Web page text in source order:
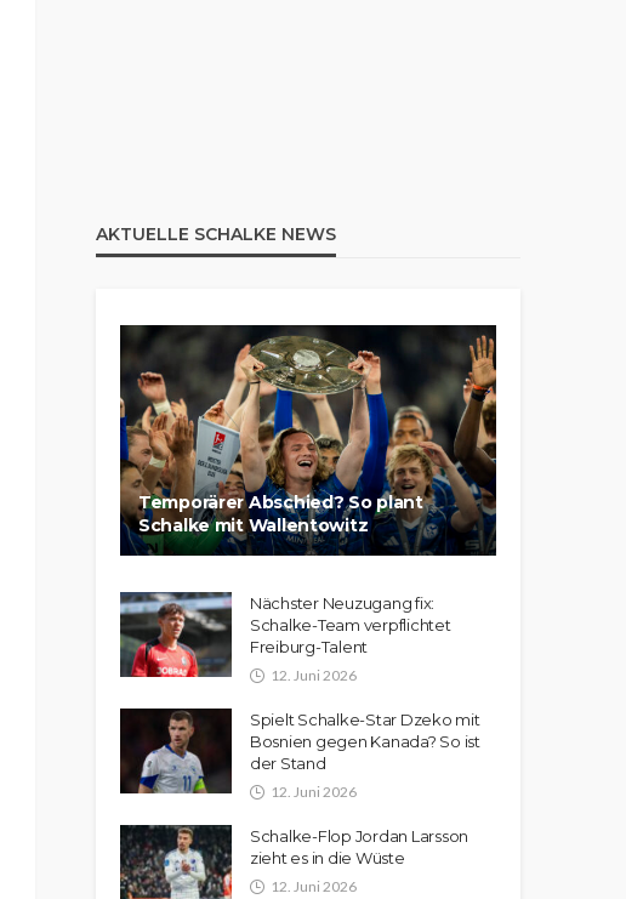
AKTUELLE SCHALKE NEWS
Temporärer Abschied? So plant
Schalke mit Wallentowitz
Nächster Neuzugang fix:
Schalke-Team verpflichtet
Freiburg-Talent
12. Juni 2026
Spielt Schalke-Star Dzeko mit
Bosnien gegen Kanada? So ist
der Stand
12. Juni 2026
Schalke-Flop Jordan Larsson
zieht es in die Wüste
12. Juni 2026